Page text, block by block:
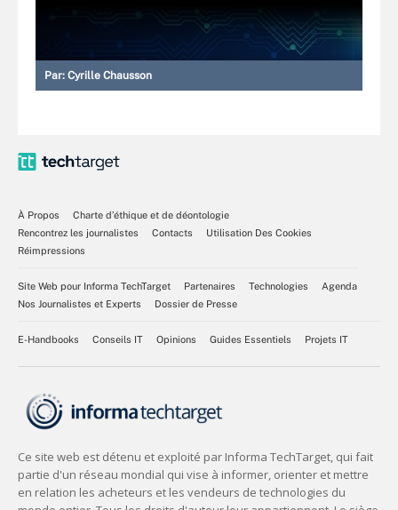
Par: Cyrille Chausson
À Propos
Charte d’éthique et de déontologie
Rencontrez les journalistes
Contacts
Utilisation Des Cookies
Réimpressions
Site Web pour Informa TechTarget Partenaires Technologies
Agenda
Nos Journalistes et Experts
Dossier de Presse
E-Handbooks Conseils IT Opinions Guides Essentiels Projets IT